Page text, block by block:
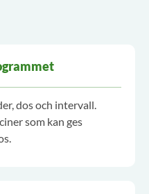
dos och intervall.
som kan ges